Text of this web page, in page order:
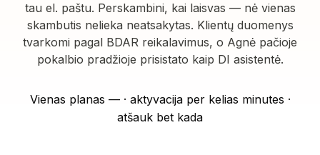
tau el. paštu. Perskambini, kai laisvas — nė vienas
skambutis nelieka neatsakytas. Klientų duomenys
tvarkomi pagal BDAR reikalavimus, o Agnė pačioje
pokalbio pradžioje prisistato kaip DI asistentė.
Vienas planas — · aktyvacija per kelias minutes ·
atšauk bet kada